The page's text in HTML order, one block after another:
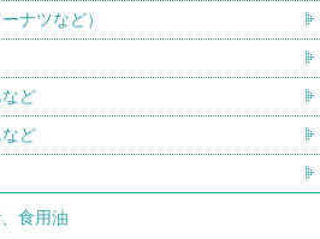
ナツなど）
ど
ど
食用油